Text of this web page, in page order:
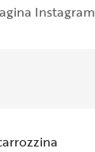
Instagram